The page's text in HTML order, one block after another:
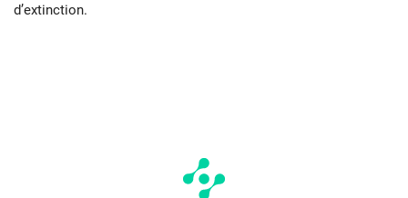
d’extinction.